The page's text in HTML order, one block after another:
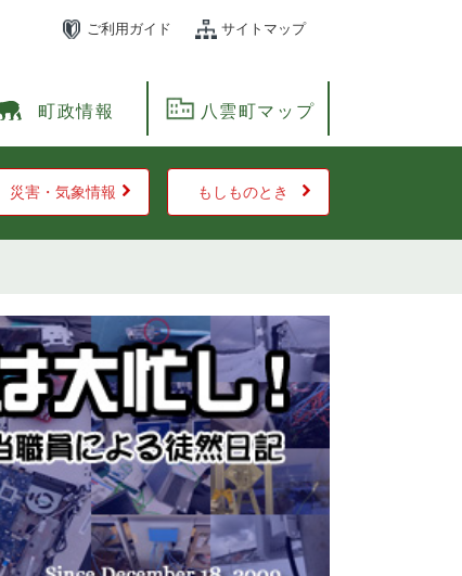
ご利用ガイド サイトマップ
町政情報 八雲町マップ
災害・気象情報 もしものとき